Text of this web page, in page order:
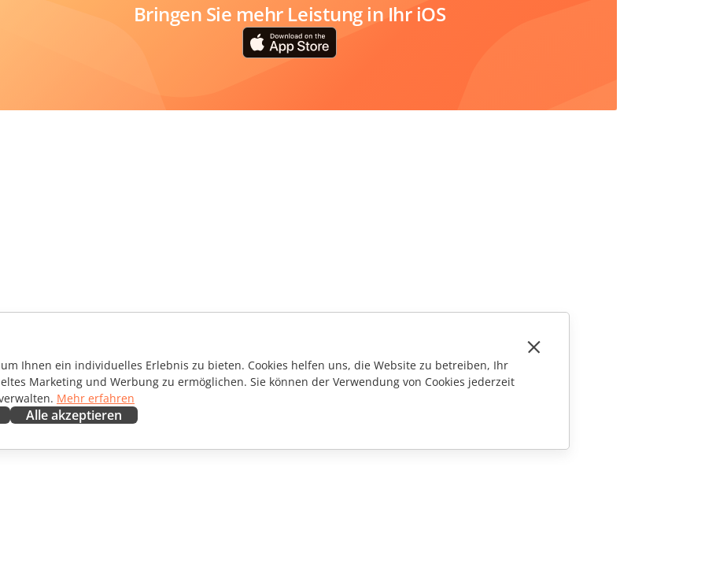
Bringen Sie mehr Leistung in Ihr iOS
Ihnen ein individuelles Erlebnis zu bieten. Cookies helfen uns, die Website zu betreiben, Ihr
Marketing und Werbung zu ermöglichen. Sie können der Verwendung von Cookies jederzeit
Mehr erfahren
Alle akzeptieren